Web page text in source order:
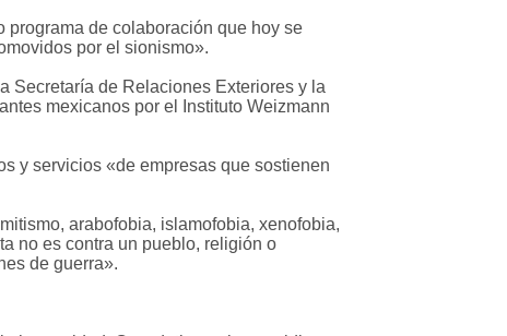
programa de colaboración que hoy se
por el sionismo».
Secretaría de Relaciones Exteriores y la
mexicanos por el Instituto Weizmann
y servicios «de empresas que sostienen
arabofobia, islamofobia, xenofobia,
no es contra un pueblo, religión o
de guerra».